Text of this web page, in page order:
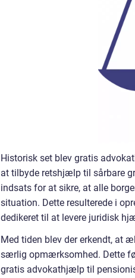
Historisk set blev gratis
at tilbyde retshjælp til sårbare
indsats for at sikre, at alle
situation. Dette resulterede i
dedikeret til at levere juridisk
Med tiden blev der erkendt, at
særlig opmærksomhed. Dette
gratis advokathjælp til